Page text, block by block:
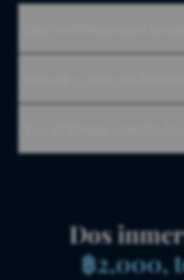
Dos
฿2,000,